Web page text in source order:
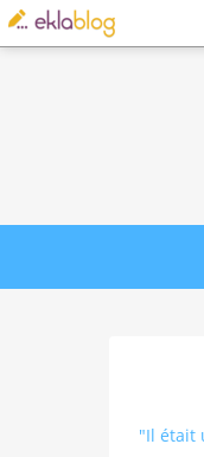
"Il était